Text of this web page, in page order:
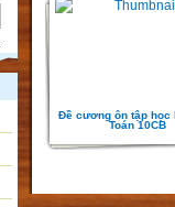
Đề cương ôn tập học
Toán 10CB